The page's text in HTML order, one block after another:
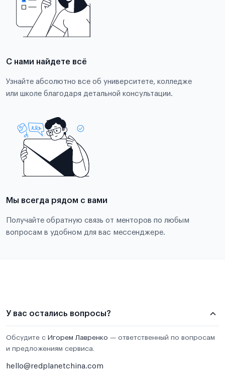
С нами найдете всё
Узнайте абсолютно все об университете, колледже
или школе благодаря детальной консультации.
Мы всегда рядом с вами
Получайте обратную связь от менторов по любым
вопросам в удобном для вас мессенджере.
У вас остались вопросы?
Обсудите с Игорем Лавренко — ответственный по вопросам
и предложениям сервиса.
hello@redplanetchina.com